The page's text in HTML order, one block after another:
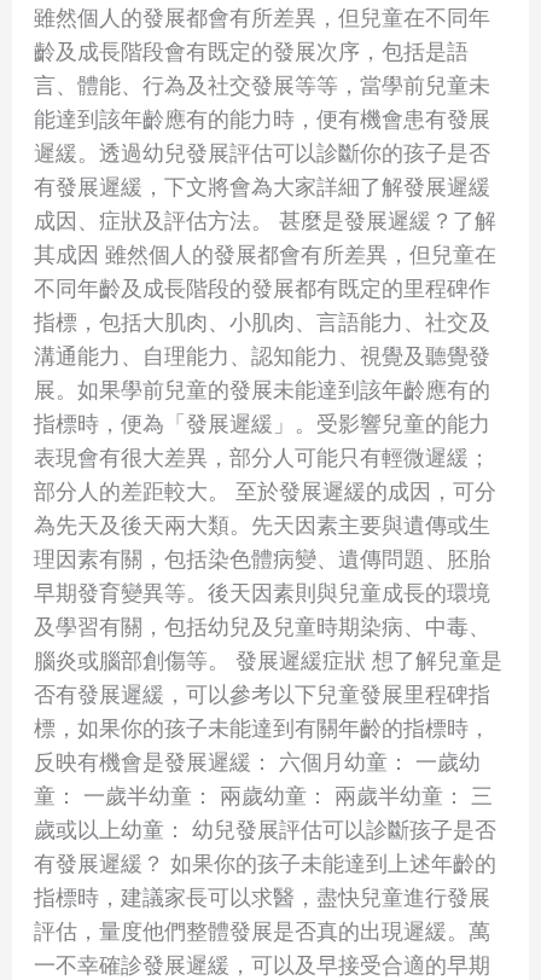
雖然個人的發展都會有所差異，但兒童在不同年
齡及成長階段會有既定的發展次序，包括是語
言、體能、行為及社交發展等等，當學前兒童未
能達到該年齡應有的能力時，便有機會患有發展
遲緩。透過幼兒發展評估可以診斷你的孩子是否
有發展遲緩，下文將會為大家詳細了解發展遲緩
成因、症狀及評估方法。 甚麼是發展遲緩？了解
其成因 雖然個人的發展都會有所差異，但兒童在
不同年齡及成長階段的發展都有既定的里程碑作
指標，包括大肌肉、小肌肉、言語能力、社交及
溝通能力、自理能力、認知能力、視覺及聽覺發
展。如果學前兒童的發展未能達到該年齡應有的
指標時，便為「發展遲緩」。受影響兒童的能力
表現會有很大差異，部分人可能只有輕微遲緩；
部分人的差距較大。 至於發展遲緩的成因，可分
為先天及後天兩大類。先天因素主要與遺傳或生
理因素有關，包括染色體病變、遺傳問題、胚胎
早期發育變異等。後天因素則與兒童成長的環境
及學習有關，包括幼兒及兒童時期染病、中毒、
腦炎或腦部創傷等。 發展遲緩症狀 想了解兒童是
否有發展遲緩，可以參考以下兒童發展里程碑指
標，如果你的孩子未能達到有關年齡的指標時，
反映有機會是發展遲緩： 六個月幼童： 一歲幼
童： 一歲半幼童： 兩歲幼童： 兩歲半幼童： 三
歲或以上幼童： 幼兒發展評估可以診斷孩子是否
有發展遲緩？ 如果你的孩子未能達到上述年齡的
指標時，建議家長可以求醫，盡快兒童進行發展
評估，量度他們整體發展是否真的出現遲緩。萬
一不幸確診發展遲緩，可以及早接受合適的早期
估
可
以
診
斷
孩
子
是
否
有
發
展
遲
緩？
一
文
了
解
發
展
遲
緩
症
狀
及
評
估
方